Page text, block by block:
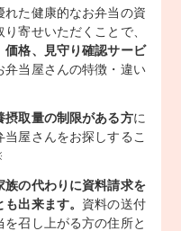
れた健康的なお弁当の資
寄せいただくことで、
価格、見守り確認サービ
弁当屋さんの特徴・違い
摂取量の制限がある方に
当屋さんをお探しするこ
族の代わりに資料請求を
出来ます。 資料の送付
を召し上がる方の住所と